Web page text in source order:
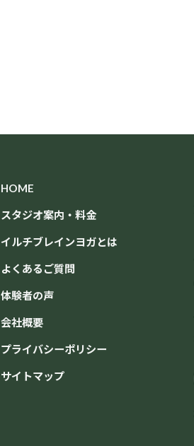
HOME
スタジオ案内・料金
イルチブレインヨガとは
よくあるご質問
体験者の声
会社概要
プライバシーポリシー
サイトマップ